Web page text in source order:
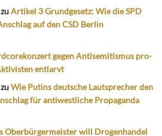
zuArtikel 3 Grundgesetz: Wie die SPD
auf den CSD Berlin
gegen Antisemitismus pro-
entlarvt
zuWie Putins deutsche Lautsprecher den
für antiwestliche Propaganda
Oberbürgermeister will Drogenhandel